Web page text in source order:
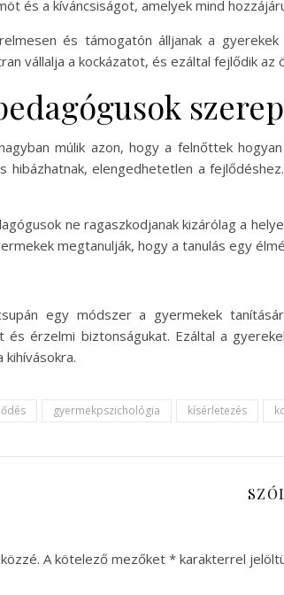
és a kíváncsiságot, amelyek mind
és támogatón álljanak a
vállalja a kockázatot, és ezáltal fejlődik az
múlik azon, hogy a felnőttek
hibázhatnak, elengedhetetlen a
ne ragaszkodjanak kizárólag a
megtanulják, hogy a tanulás egy
egy módszer a gyermekek
és érzelmi biztonságukat. Ezáltal a
gyermekpszichológia kísérletezés
A kötelező mezőket * karakterrel